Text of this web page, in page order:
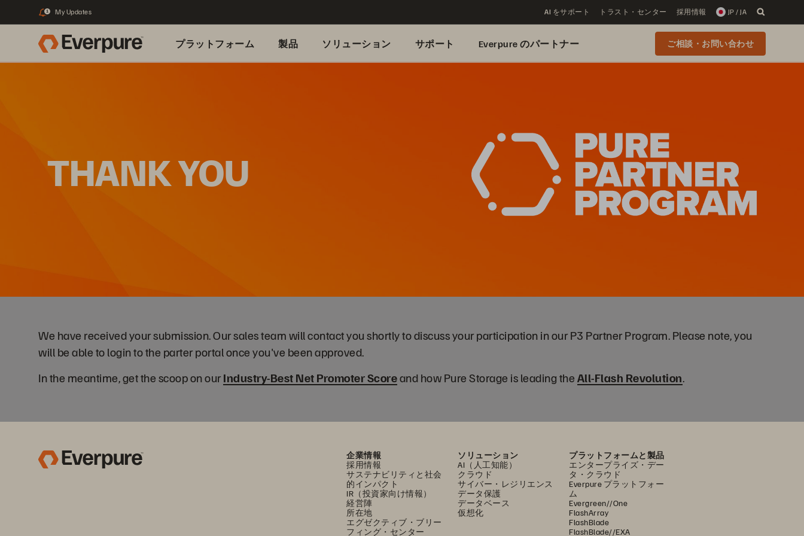
1 My Updates AI をサポート トラスト・センター 採用情報 JP / JA
プラットフォーム 製品 ソリューション サポート Everpure のパートナー ご相談・お問い合わせ
THANK YOU
We have received your submission. Our sales team will contact you shortly to discuss your participation in our P3 Partner Program. Please note, you
will be able to login to the parter portal once you've been approved.
In the meantime, get the scoop on ourIndustry-Best Net Promoter Scoreand how Pure Storage is leading theAll-Flash Revolution.
企業情報
採用情報
サステナビリティと社会
的インパクト
IR（投資家向け情報）
経営陣
所在地
エグゼクティブ・ブリー
フィング・センター
ソリューション
AI（人工知能）
クラウド
サイバー・レジリエンス
データ保護
データベース
仮想化
プラットフォームと製品
エンタープライズ・デー
タ・クラウド
Everpure プラットフォー
ム
Evergreen//One
FlashArray
FlashBlade
FlashBlade//EXA